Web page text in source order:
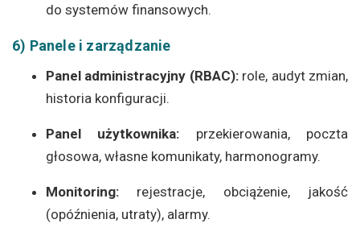
do systemów finansowych.
6) Panele i zarządzanie
Panel administracyjny (RBAC):role, audyt zmian,
historia konfiguracji.
Panel użytkownika: przekierowania, poczta
głosowa, własne komunikaty, harmonogramy.
Monitoring: rejestracje, obciążenie, jakość
(opóźnienia, utraty), alarmy.